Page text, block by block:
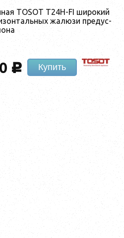
TOSOT T24H-FI ши­рокий
жа­люзи пре­дус­
c Купить